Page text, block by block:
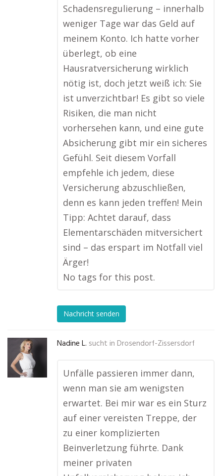
Schadensregulierung – innerhalb
weniger Tage war das Geld auf
meinem Konto. Ich hatte vorher
überlegt, ob eine
Hausratversicherung wirklich
nötig ist, doch jetzt weiß ich: Sie
ist unverzichtbar! Es gibt so viele
Risiken, die man nicht
vorhersehen kann, und eine gute
Absicherung gibt mir ein sicheres
Gefühl. Seit diesem Vorfall
empfehle ich jedem, diese
Versicherung abzuschließen,
denn es kann jeden treffen! Mein
Tipp: Achtet darauf, dass
Elementarschäden mitversichert
sind – das erspart im Notfall viel
Ärger!
No tags for this post.
Nachricht senden
Nadine L. sucht in Drosendorf-Zissersdorf
Unfälle passieren immer dann,
wenn man sie am wenigsten
erwartet. Bei mir war es ein Sturz
auf einer vereisten Treppe, der
zu einer komplizierten
Beinverletzung führte. Dank
meiner privaten